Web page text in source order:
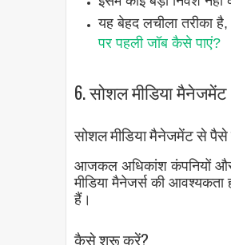
यह बेहद लचीला तरीका
पर पहली जॉब कैसे पाएं?
6. सोशल मीडिया मैनेजमेंट
सोशल मीडिया मैनेजमेंट से
आजकल अधिकांश कंपनियों और
मीडिया मैनेजर्स की
हैं।
कैसे शुरू करें?